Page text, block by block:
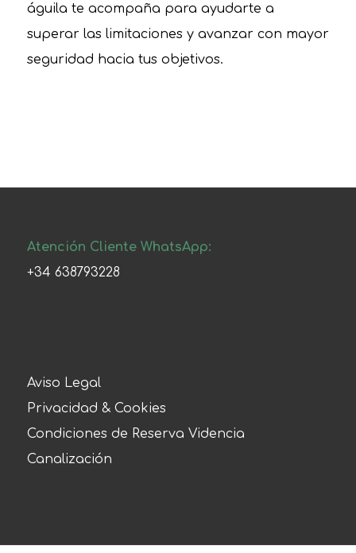
águila te acompaña para ayudarte a
superar las limitaciones y avanzar con mayor
seguridad hacia tus objetivos.
Atención Cliente WhatsApp:
+34 638793228
Aviso Legal
Privacidad & Cookies
Condiciones de Reserva Videncia
Canalización